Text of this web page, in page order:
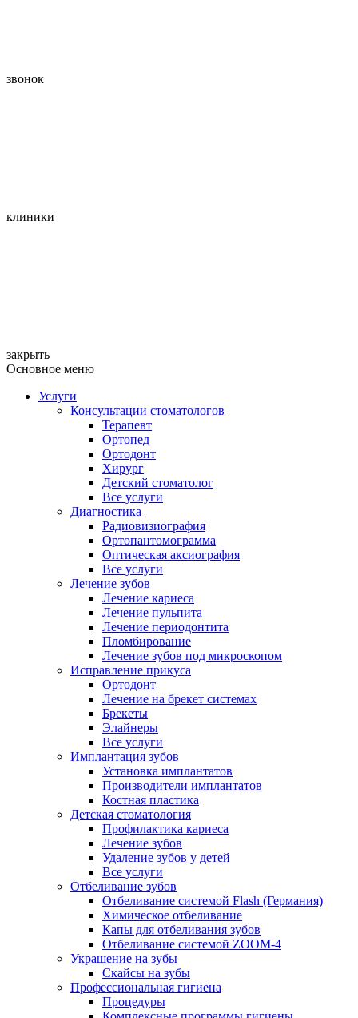
звонок
клиники
закрыть
Основное меню
Услуги
Консультации стоматологов
Терапевт
Ортопед
Ортодонт
Хирург
Детский стоматолог
Все услуги
Диагностика
Радиовизиография
Ортопантомограмма
Оптическая аксиография
Все услуги
Лечение зубов
Лечение кариеса
Лечение пульпита
Лечение периодонтита
Пломбирование
Лечение зубов под микроскопом
Исправление прикуса
Ортодонт
Лечение на брекет системах
Брекеты
Элайнеры
Все услуги
Имплантация зубов
Установка имплантатов
Производители имплантатов
Костная пластика
Детская стоматология
Профилактика кариеса
Лечение зубов
Удаление зубов у детей
Все услуги
Отбеливание зубов
Отбеливание системой Flash (Германия)
Химическое отбеливание
Капы для отбеливания зубов
Отбеливание системой ZOOM-4
Украшение на зубы
Скайсы на зубы
Профессиональная гигиена
Процедуры